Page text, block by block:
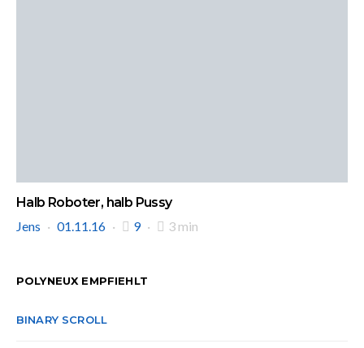
Halb Roboter, halb Pussy
Jens
01.11.16 9 3 min
POLYNEUX EMPFIEHLT
BINARY SCROLL